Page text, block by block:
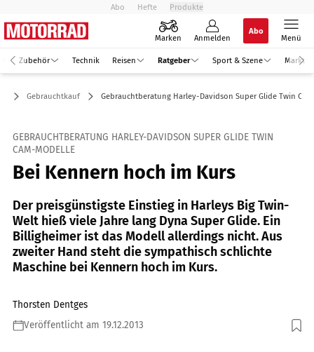
Abo Hefte Produkte
Marken Anmelden
Abo
Menü
Zubehör Technik Reisen Ratgeber Sport & Szene Markt
Gebrauchtkauf Gebrauchtberatung Harley-Davidson Super Glide Twin Cam
GEBRAUCHTBERATUNG HARLEY-DAVIDSON SUPER GLIDE TWIN
CAM-MODELLE
Bei Kennern hoch im Kurs
Der preisgünstigste Einstieg in Harleys Big Twin-
Welt hieß viele Jahre lang Dyna Super ­Glide. Ein
Billigheimer ist das Modell allerdings nicht. Aus
zweiter Hand steht die sympathisch schlichte
Maschine bei Kennern hoch im Kurs.
Thorsten Dentges
Veröffentlicht am 19.12.2013
Foto: jkuenstle.de